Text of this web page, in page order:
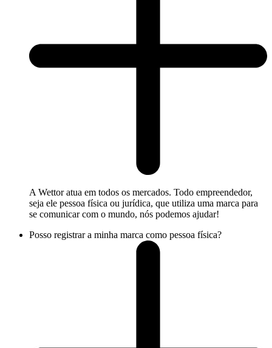
A Wettor atua em todos os mercados. Todo empreendedor,
seja ele pessoa física ou jurídica, que utiliza uma marca para
se comunicar com o mundo, nós podemos ajudar!
Posso registrar a minha marca como pessoa física?